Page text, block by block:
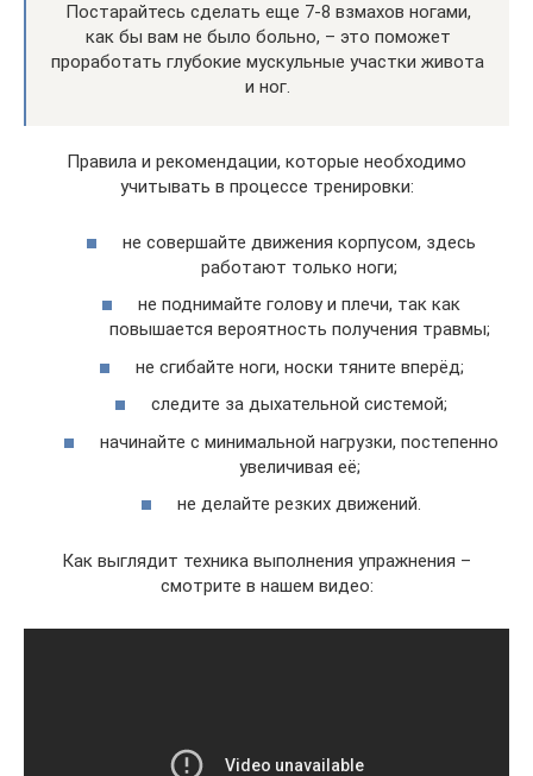
Постарайтесь сделать еще 7-8 взмахов ногами,
как бы вам не было больно, – это поможет
проработать глубокие мускульные участки живота
и ног.
Правила и рекомендации, которые необходимо
учитывать в процессе тренировки:
не совершайте движения корпусом, здесь
работают только ноги;
не поднимайте голову и плечи, так как
повышается вероятность получения травмы;
не сгибайте ноги, носки тяните вперёд;
следите за дыхательной системой;
начинайте с минимальной нагрузки, постепенно
увеличивая её;
не делайте резких движений.
Как выглядит техника выполнения упражнения –
смотрите в нашем видео: